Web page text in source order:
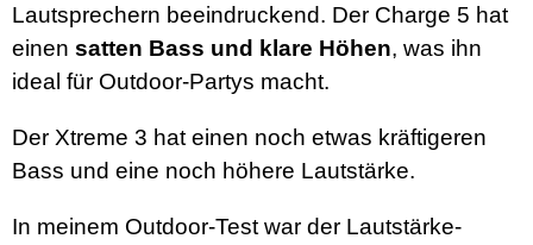
Lautsprechern beeindruckend. Der Charge 5 hat
einen satten Bass und klare Höhen, was ihn
ideal für Outdoor-Partys macht.
Der Xtreme 3 hat einen noch etwas kräftigeren
Bass und eine noch höhere Lautstärke.
In meinem Outdoor-Test war der Lautstärke-